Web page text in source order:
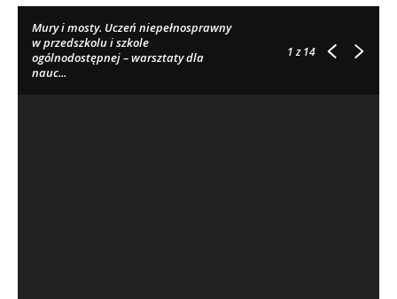
Mury i mosty. Uczeń niepełnosprawny
w przedszkolu i szkole
ogólnodostępnej – warsztaty dla
nauc...
1z 14